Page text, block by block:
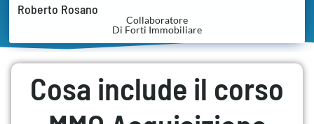
Roberto Rosano
Collaboratore
Di Forti Immobiliare
Cosa include il corso